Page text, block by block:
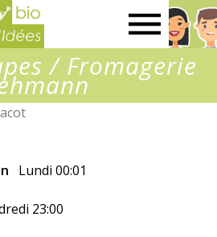
d’idées
/ Fromagerie
Lundi 00:01
23:00